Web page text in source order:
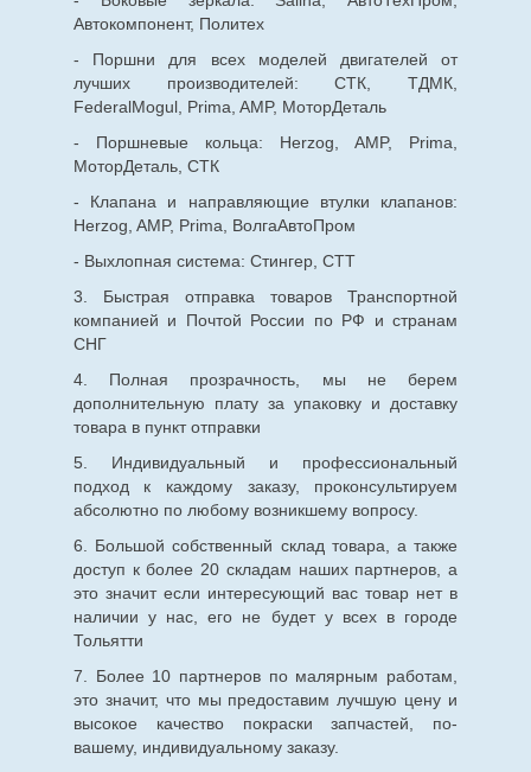
Автокомпонент, Политех
- Поршни для всех моделей двигателей от
лучших производителей: СТК, ТДМК,
FederalMogul, Prima, AMP, МоторДеталь
- Поршневые кольца: Herzog, AMP, Prima,
МоторДеталь, СТК
- Клапана и направляющие втулки клапанов:
Herzog, AMP, Prima, ВолгаАвтоПром
- Выхлопная система: Стингер, СТТ
3. Быстрая отправка товаров Транспортной
компанией и Почтой России по РФ и странам
СНГ
4. Полная прозрачность, мы не берем
дополнительную плату за упаковку и доставку
товара в пункт отправки
5. Индивидуальный и профессиональный
подход к каждому заказу, проконсультируем
абсолютно по любому возникшему вопросу.
6. Большой собственный склад товара, а также
доступ к более 20 складам наших партнеров, а
это значит если интересующий вас товар нет в
наличии у нас, его не будет у всех в городе
Тольятти
7. Более 10 партнеров по малярным работам,
это значит, что мы предоставим лучшую цену и
высокое качество покраски запчастей, по-
вашему, индивидуальному заказу.